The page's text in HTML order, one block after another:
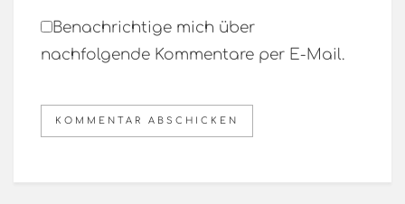
Benachrichtige mich über
nachfolgende Kommentare per E-Mail.